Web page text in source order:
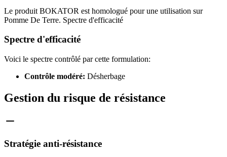
Le produit BOKATOR est homologué pour une utilisation sur
Pomme De Terre. Spectre d'efficacité
Spectre d'efficacité
Voici le spectre contrôlé par cette formulation:
Contrôle modéré: Désherbage
Gestion du risque de résistance
Stratégie anti-résistance